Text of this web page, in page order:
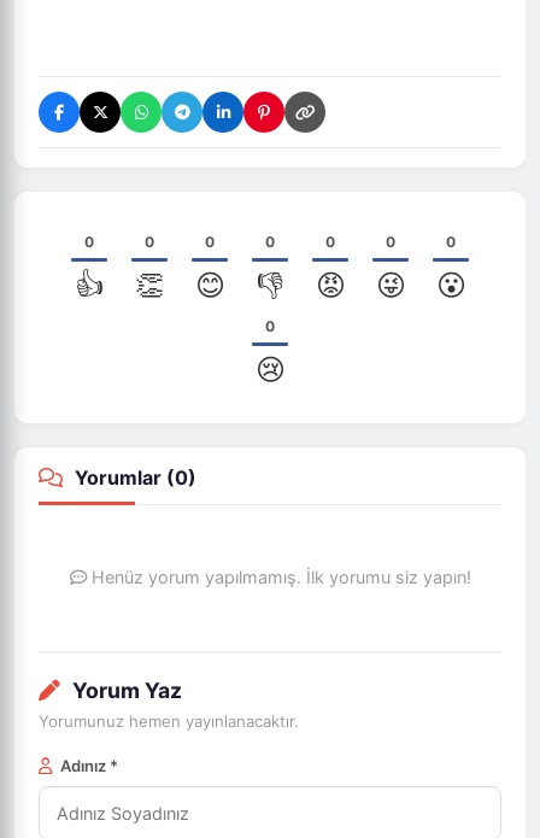
0
👍
0
👏
0
😊
0
👎
0
😡
0
😜
0
😮
0
😢
Yorumlar (0)
Henüz yorum yapılmamış. İlk yorumu siz yapın!
Yorum Yaz
Yorumunuz hemen yayınlanacaktır.
Adınız *